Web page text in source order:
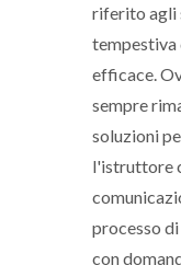
riferito agli
tempestiva
efficace.
sempre
soluzioni
l'istruttore
processo
con